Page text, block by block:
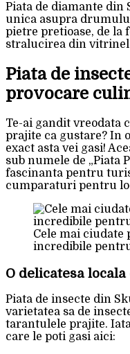
Piata de diamante din
unica asupra
pietre pretioase, de la
stralucirea din
Piata de
provocare
Te-ai gandit vreodata
prajite ca gustare? In
exact asta vei gasi!
sub numele de „Piata
fascinanta pentru
cumparaturi pentru
Cele mai
incredibile
O delicatesa
Piata de insecte din
varietatea sa de
tarantulele prajite.
care le poti gasi aici: